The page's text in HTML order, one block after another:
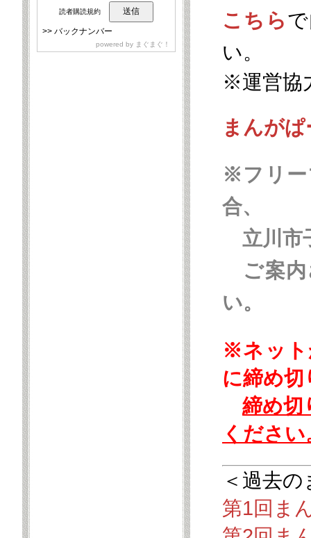
こちら
い。
※運営協
まんが
※フリー
合、
立川市
ご案内
い。
※ネット
に締め切
締め切
ください
＜過去
第1回ま
読者購読規約
>> バックナンバー
powered by まぐまぐ！